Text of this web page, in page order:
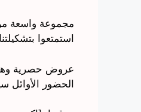
مجموعة واسعة
استمتعوا
عروض حصرية
الحضور الأوائل